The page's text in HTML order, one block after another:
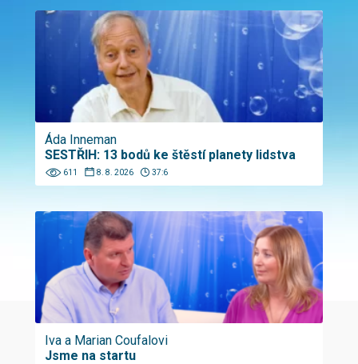
Áda Inneman
SESTŘIH: 13 bodů ke štěstí planety lidstva
611 8. 8. 2026 37:6
Iva a Marian Coufalovi
Jsme na startu